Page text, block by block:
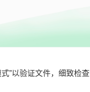
”以验证文件，细致检